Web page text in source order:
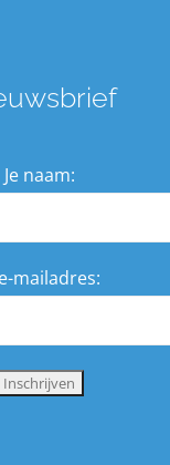
Je naam:
mailadres: